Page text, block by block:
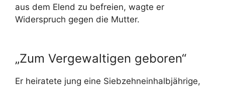
aus dem Elend zu befreien, wagte er
Widerspruch gegen die Mutter.
„Zum Vergewaltigen geboren“
Er heiratete jung eine Siebzehneinhalbjährige,